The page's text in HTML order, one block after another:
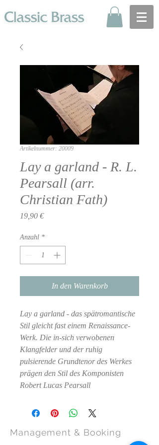
Artikelnummer: 20009
Lay a garland - R. L.
Pearsall (arr.
Christian Fath)
19,90 €Preis
Anzahl *
In den Warenkorb
Lay a garland - das spätromantische
Stil gleicht fast einem Renaissance-
Werk. Die in-sich verwobenen
Klangfelder und der ruhig
pulsierende Grundtenor des Werkes
prägen den Stil des Komponisten
Robert Lucas Pearsall
Management & Booking